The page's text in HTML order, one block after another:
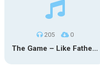
205 0
The Game – Like Father Like Daughter